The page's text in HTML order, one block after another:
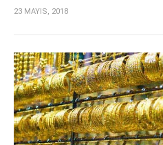
23 MAYIS, 2018